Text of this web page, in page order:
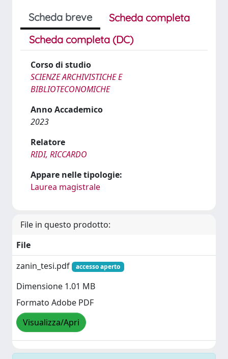
Scheda breve
Scheda completa
Scheda completa (DC)
Corso di studio
SCIENZE ARCHIVISTICHE E
BIBLIOTECONOMICHE
Anno Accademico
2023
Relatore
RIDI, RICCARDO
Appare nelle tipologie:
Laurea magistrale
File in questo prodotto:
File
zanin_tesi.pdf
accesso aperto
Dimensione 1.01 MB
Formato Adobe PDF
Visualizza/Apri